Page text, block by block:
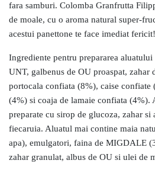
fara samburi. Colomba Granfrutta
de moale, cu o aroma natural super-
acestui panettone te face imediat fericit!
Ingrediente pentru prepararea
UNT, galbenus de OU proaspat, zahar
portocala confiata (8%), caise confiate
(4%) si coaja de lamaie confiata (4%).
preparate cu sirop de glucoza, zahar si
fiecaruia. Aluatul mai contine maia
apa), emulgatori, faina de MIGDALE
zahar granulat, albus de OU si ulei de